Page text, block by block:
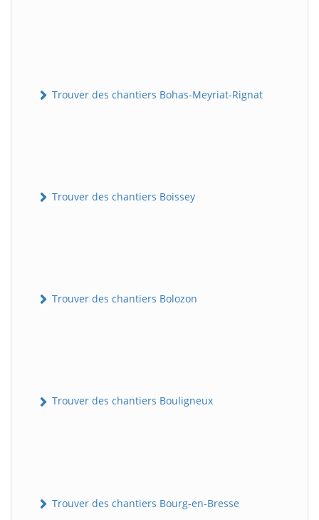
Trouver des chantiers Bohas-Meyriat-Rignat
Trouver des chantiers Boissey
Trouver des chantiers Bolozon
Trouver des chantiers Bouligneux
Trouver des chantiers Bourg-en-Bresse